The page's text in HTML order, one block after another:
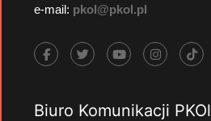
e-mail: pkol@pkol.pl
Biuro Komunikacji PKOl